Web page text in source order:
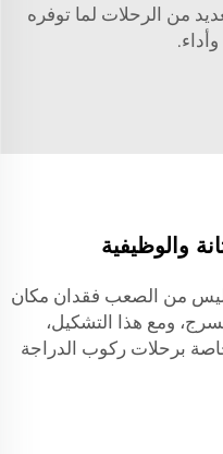
من الرحلات لما توفره
والوظيفية
- ليس من الصعب فقدان مكان
ومع هذا التشكيل،
برحلات ركوب الدراجة